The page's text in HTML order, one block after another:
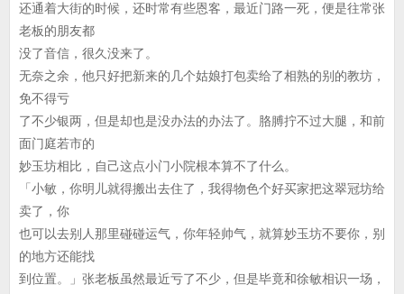
还通着大街的时候，还时常有些恩客，最近门路一死，便是往常张
老板的朋友都
没了音信，很久没来了。
无奈之余，他只好把新来的几个姑娘打包卖给了相熟的别的教坊，
免不得亏
了不少银两，但是却也是没办法的办法了。胳膊拧不过大腿，和前
面门庭若市的
妙玉坊相比，自己这点小门小院根本算不了什么。
「小敏，你明儿就得搬出去住了，我得物色个好买家把这翠冠坊给
卖了，你
也可以去别人那里碰碰运气，你年轻帅气，就算妙玉坊不要你，别
的地方还能找
到位置。」张老板虽然最近亏了不少，但是毕竟和徐敏相识一场，